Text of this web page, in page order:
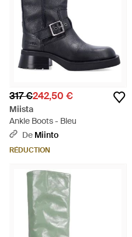
317 €242,50 €
Miista
Ankle Boots - Bleu
De Miinto
RÉDUCTION